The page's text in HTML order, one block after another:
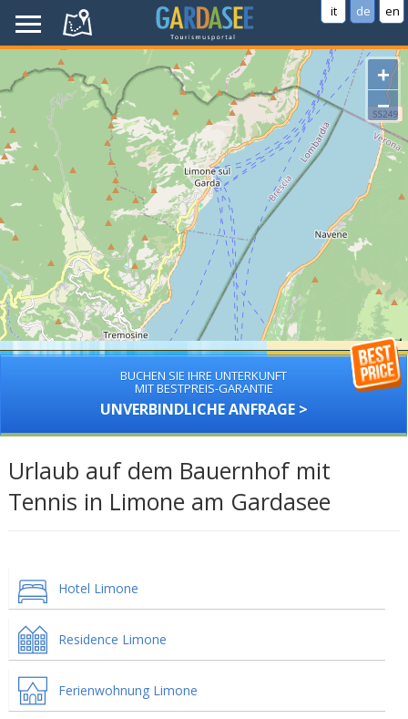
it de en
+
−
BUCHEN SIE IHRE UNTERKUNFT
MIT BESTPREIS-GARANTIE
UNVERBINDLICHE ANFRAGE >
Urlaub auf dem Bauernhof mit
Tennis in Limone am Gardasee
Hotel Limone
Residence Limone
Ferienwohnung Limone